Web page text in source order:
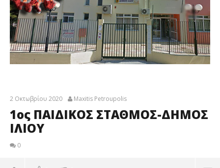
2 Οκτωβρίου 2020 Maxitis Petroupolis
1ος ΠΑΙΔΙΚΟΣ ΣΤΑΘΜΟΣ-ΔΗΜΟΣ
ΙΛΙΟΥ
0